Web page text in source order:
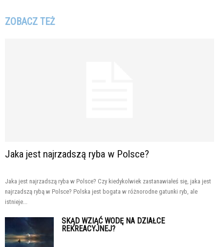
ZOBACZ TEŻ
Jaka jest najrzadszą ryba w Polsce?
Jaka jest najrzadszą ryba w Polsce? Czy kiedykolwiek zastanawiałeś się, jaka jest
najrzadszą rybą w Polsce? Polska jest bogata w różnorodne gatunki ryb, ale
istnieje...
SKĄD WZIĄĆ WODĘ NA DZIAŁCE
REKREACYJNEJ?